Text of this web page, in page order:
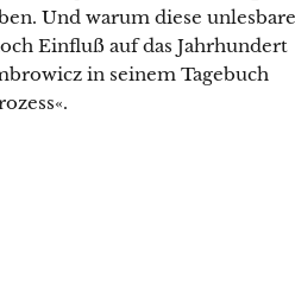
Und warum diese
Einfluß auf das Jahrhundert
in seinem Tagebuch